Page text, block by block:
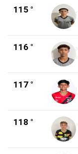
115 °
116 °
117 °
118 °